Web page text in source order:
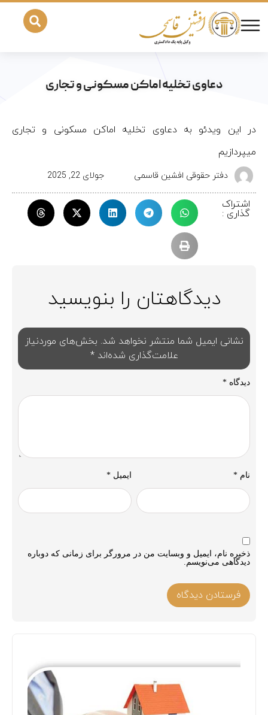
دعاوی تخلیه اماکن مسکونی و تجاری
در این ویدئو به دعاوی تخلیه اماکن مسکونی و تجاری
میپردازیم
دفتر حقوقی افشین قاسمی جولای 22, 2025
اشتراک
گذاری :
دیدگاهتان را بنویسید
نشانی ایمیل شما منتشر نخواهد شد. بخش‌های موردنیاز
علامت‌گذاری شده‌اند*
دیدگاه *
نام * ایمیل *
ذخیره نام، ایمیل و وبسایت من در مرورگر برای زمانی که دوباره
دیدگاهی می‌نویسم.